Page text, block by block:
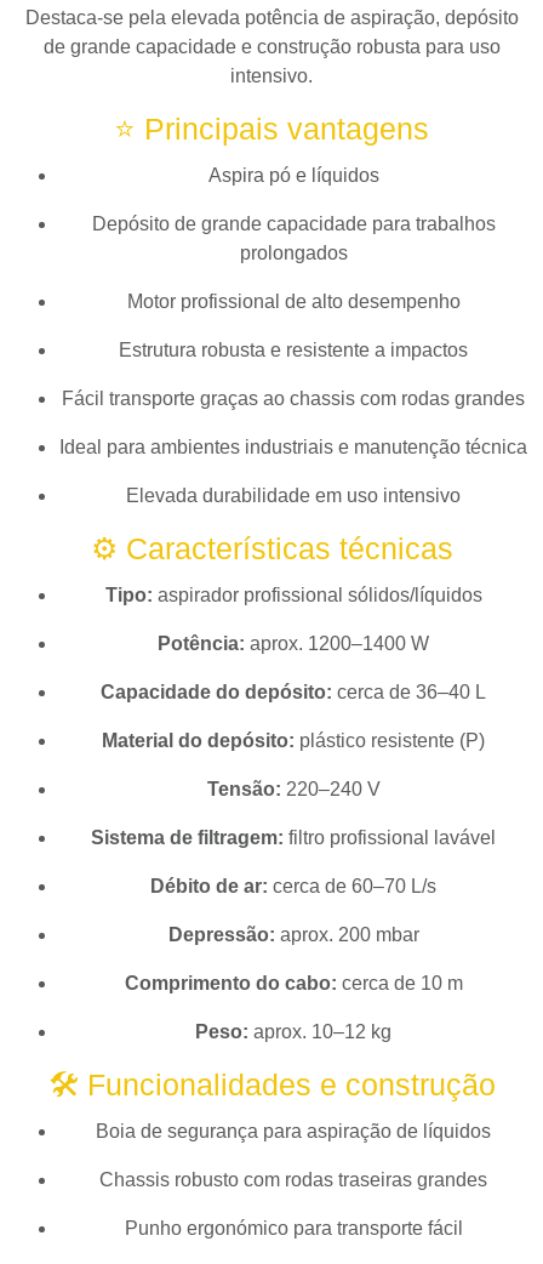
Destaca-se pela elevada potência de aspiração, depósito
de grande capacidade e construção robusta para uso
intensivo.
⭐ Principais vantagens
Aspira pó e líquidos
Depósito de grande capacidade para trabalhos
prolongados
Motor profissional de alto desempenho
Estrutura robusta e resistente a impactos
Fácil transporte graças ao chassis com rodas grandes
Ideal para ambientes industriais e manutenção técnica
Elevada durabilidade em uso intensivo
⚙️ Características técnicas
Tipo: aspirador profissional sólidos/líquidos
Potência: aprox. 1200–1400 W
Capacidade do depósito: cerca de 36–40 L
Material do depósito: plástico resistente (P)
Tensão: 220–240 V
Sistema de filtragem: filtro profissional lavável
Débito de ar: cerca de 60–70 L/s
Depressão: aprox. 200 mbar
Comprimento do cabo: cerca de 10 m
Peso: aprox. 10–12 kg
🛠️ Funcionalidades e construção
Boia de segurança para aspiração de líquidos
Chassis robusto com rodas traseiras grandes
Punho ergonómico para transporte fácil